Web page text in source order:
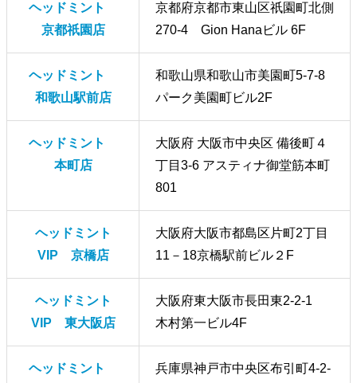
ヘッドミント
京都祇園店
京都府京都市東山区祇園町北側
270-4 Gion Hanaビル 6F
ヘッドミント
和歌山駅前店
和歌山県和歌山市美園町5-7-8
パーク美園町ビル2F
ヘッドミント
本町店
大阪府 大阪市中央区 備後町４
丁目3-6 アスティナ御堂筋本町
801
ヘッドミント
VIP 京橋店
大阪府大阪市都島区片町2丁目
11－18京橋駅前ビル２F
ヘッドミント
VIP 東大阪店
大阪府東大阪市長田東2-2‐1
木村第一ビル4F
ヘッドミント
兵庫県神戸市中央区布引町4-2-